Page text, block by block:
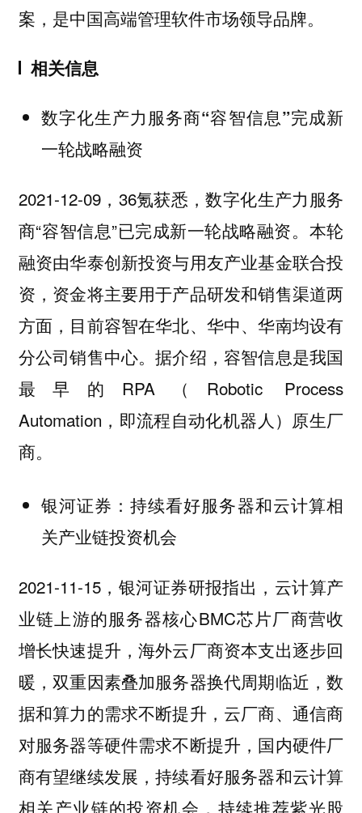
案，是中国高端管理软件市场领导品牌。
相关信息
数字化生产力服务商“容智信息”完成新
一轮战略融资
2021-12-09，36氪获悉，数字化生产力服务
商“容智信息”已完成新一轮战略融资。本轮
融资由华泰创新投资与用友产业基金联合投
资，资金将主要用于产品研发和销售渠道两
方面，目前容智在华北、华中、华南均设有
分公司销售中心。据介绍，容智信息是我国
最早的RPA（Robotic Process
Automation，即流程自动化机器人）原生厂
商。
银河证券：持续看好服务器和云计算相
关产业链投资机会
2021-11-15，银河证券研报指出，云计算产
业链上游的服务器核心BMC芯片厂商营收
增长快速提升，海外云厂商资本支出逐步回
暖，双重因素叠加服务器换代周期临近，数
据和算力的需求不断提升，云厂商、通信商
对服务器等硬件需求不断提升，国内硬件厂
商有望继续发展，持续看好服务器和云计算
相关产业链的投资机会，持续推荐紫光股